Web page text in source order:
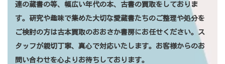
連の蔵書の等、幅広い年代の本、古書の買取をしておりま
す。研究や趣味で集めた大切な愛蔵書たちのご整理や処分を
ご検討の方は古本買取のおおさか書房にお任せください。ス
タッフが親切丁寧、真心で対応いたします。お客様からのお
問い合わせを心よりお待ちしております。